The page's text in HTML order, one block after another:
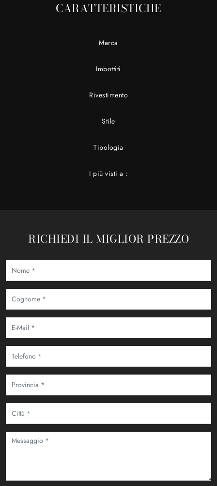
CARATTERISTICHE
Marca
Imbottiti
Rivestimento
Stile
Tipologia
I più visti a :
RICHIEDI IL MIGLIOR PREZZO